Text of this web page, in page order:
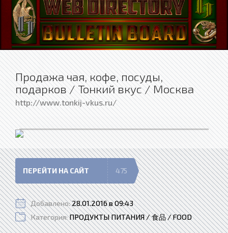
Продажа чая, кофе, посуды,
подарков / Тонкий вкус / Москва
http://www.tonkij-vkus.ru/
ПЕРЕЙТИ НА САЙТ 475
Добавлено:28.01.2016 в 09:43
Категория:ПРОДУКТЫ ПИТАНИЯ / 食品 / FOOD